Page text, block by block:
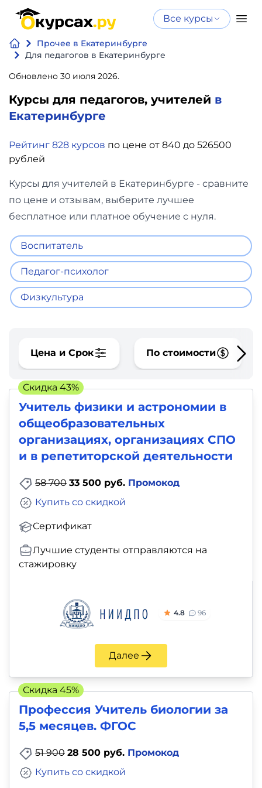
Все курсы
Прочее в Екатеринбурге
Для педагогов в Екатеринбурге
Обновлено 30 июля 2026.
Курсы для педагогов, учителей в
Екатеринбурге
Рейтинг 828 курсов по цене от 840 до 526500
рублей
Курсы для учителей в Екатеринбурге - сравните
по цене и отзывам, выберите лучшее
бесплатное или платное обучение с нуля.
Воспитатель
Педагог-психолог
Физкультура
Цена и Срок По стоимости
Учитель физики и астрономии в
общеобразовательных
организациях, организациях СПО
и в репетиторской деятельности
58 700 33 500 руб. Промокод
Сертификат
Купить со скидкой
Лучшие студенты отправляются на
стажировку
4.8 96
Далее
Скидка 43%
Профессия Учитель биологии за
5,5 месяцев. ФГОС
51 900 28 500 руб. Промокод
Купить со скидкой
Скидка 45%
Нейросеть
и ИИ
Бизнес
финансы
Дизайн
Аналитика
Видео,
фото,
аудио
Маркетинг
Иностранный
язык
Для
детей
Красота,
здоровье,
фитнес
Психология
и
саморазвитие
Репетиторы
профориентацию
Нейросеть и ИИ
интеллекту
Курсы по нейросетям